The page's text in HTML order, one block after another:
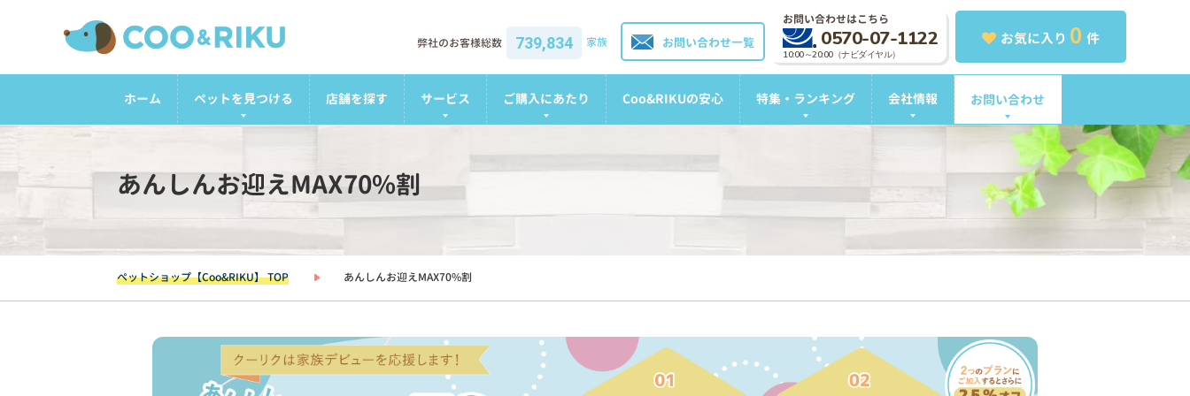
お気に入り 0 件
お問い合わせはこちら
0570-07-1122
10:00～20:00（ナビダイヤル）
お問い合わせ一覧
弊社のお客様総数 739,834 家族
ホーム ペットを見つける 店舗を探す サービス ご購入にあたり Coo&RIKUの安心 特集・ランキング 会社情報 お問い合わせ
あんしんお迎えMAX70%割
ペットショップ【Coo&RIKU】 TOP あんしんお迎えMAX70%割